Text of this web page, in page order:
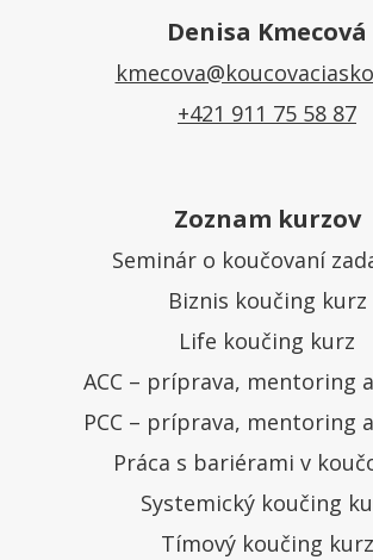
Denisa Kmecová
+421 911 75 58 87
Zoznam kurzov
Seminár o koučovaní
Biznis koučing kurz
Life koučing kurz
ACC – príprava, mentoring
PCC – príprava, mentoring
Práca s bariérami v
Systemický koučing
Tímový koučing kurz